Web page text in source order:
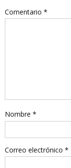
Comentario *
Nombre *
Correo electrónico *